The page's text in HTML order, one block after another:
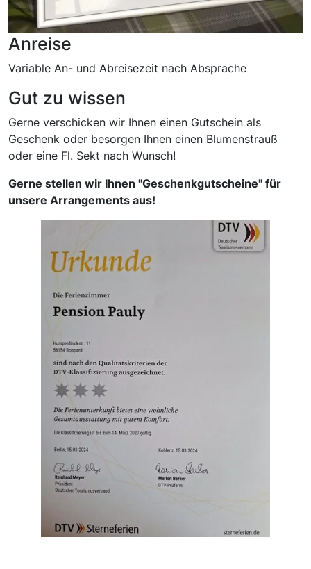
Anreise
Variable An- und Abreisezeit nach Absprache
Gut zu wissen
Gerne verschicken wir Ihnen einen Gutschein als
Geschenk oder besorgen Ihnen einen Blumenstrauß
oder eine Fl. Sekt nach Wunsch!
Gerne stellen wir Ihnen "Geschenkgutscheine" für
unsere Arrangements aus!